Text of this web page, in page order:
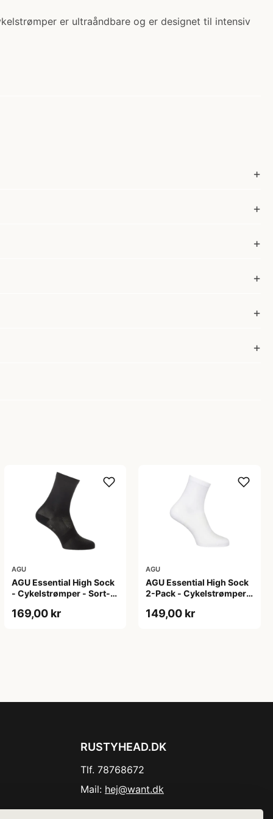
er ultraåndbare og er designet til intensiv
AGU
AGU Essential High Sock
- Cykelstrømper - Sort-
169,00 kr
AGU
AGU Essential High Sock
2-Pack - Cykelstrømper -
149,00 kr
RUSTYHEAD.DK
Tlf. 78768672
Mail: hej@want.dk